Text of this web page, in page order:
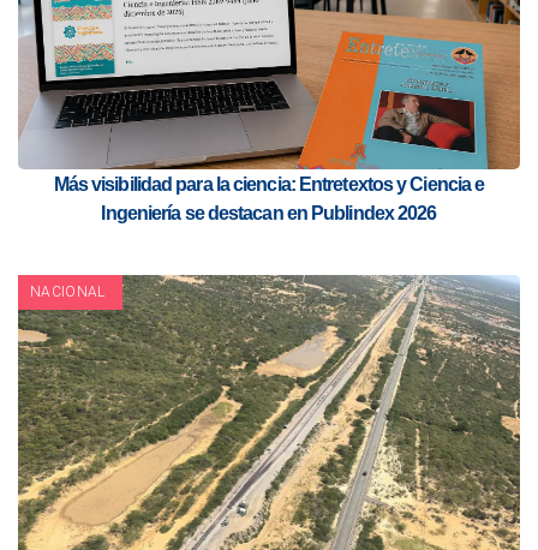
Más visibilidad para la ciencia: Entretextos y Ciencia e
Ingeniería se destacan en Publindex 2026
NACIONAL